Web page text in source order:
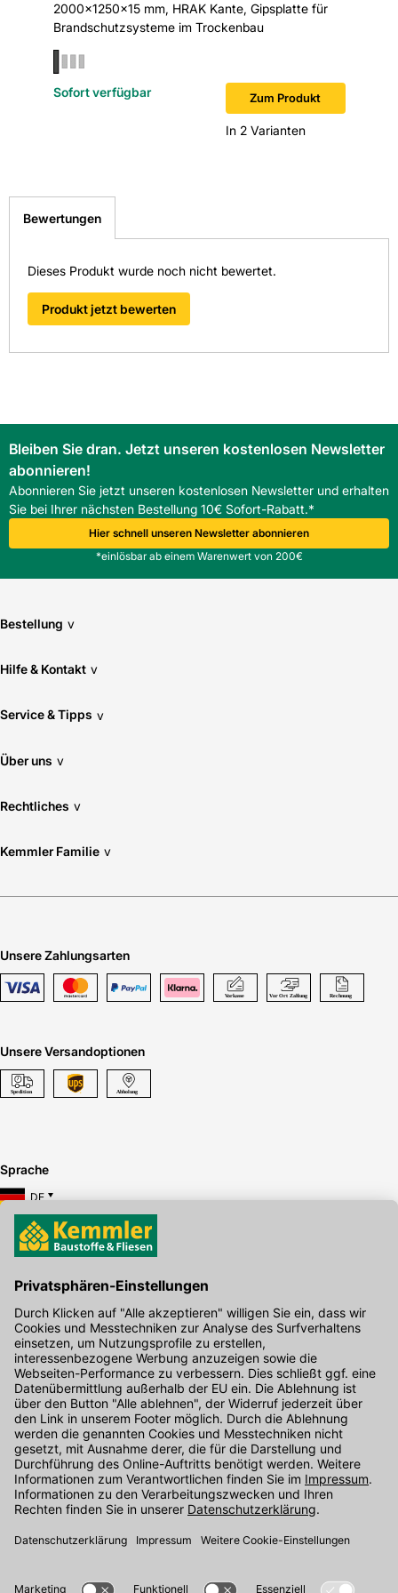
Rohdichte: 824
Hersteller-Art.-Nr.: 106812
2000x1250x15 mm, HRAK Kante, Gipsplatte für
Brandschutzsysteme im Trockenbau
Zum Produkt
In 2 Varianten
Sofort verfügbar
Bewertungen
Dieses Produkt wurde noch nicht bewertet.
Produkt jetzt bewerten
Bleiben Sie dran. Jetzt unseren kostenlosen Newsletter
abonnieren!
Abonnieren Sie jetzt unseren kostenlosen Newsletter und erhalten
Sie bei Ihrer nächsten Bestellung 10€ Sofort-Rabatt.*
Hier schnell unseren Newsletter abonnieren
*einlösbar ab einem Warenwert von 200€
Bestellung v
Hilfe & Kontakt v
Service & Tipps v
Über uns v
Rechtliches v
Kemmler Familie v
Unsere Zahlungsarten
Unsere Versandoptionen
Sprache
DE
Hier gibt's die kostenlose App
Kontakt
Unser Onlineshop Team ist montags bis freitags von 08:00 - 17:00
Uhr unter der Telefonnummer07071 / 151-151für Sie erreichbar.
Alternativ können Sie unser Kontaktformular nutzen.
Den Kontakt direkt in unsere Niederlassungen finden Sie